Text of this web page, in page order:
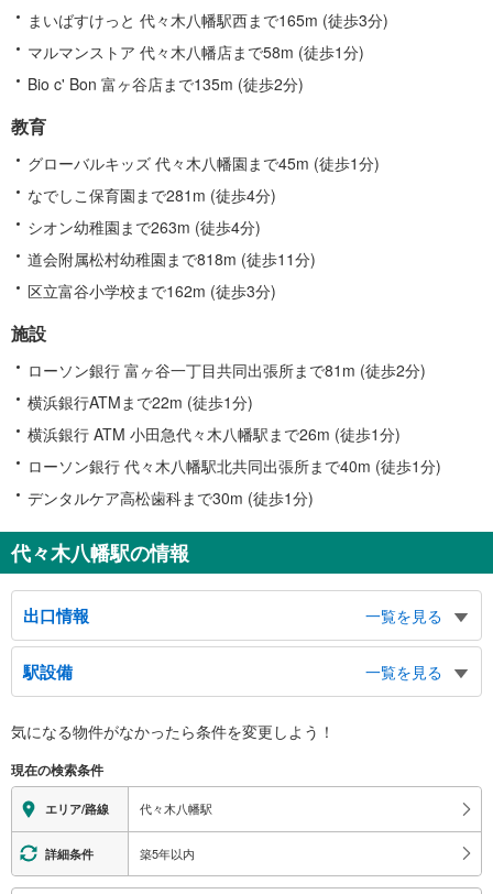
まいばすけっと 代々木八幡駅西まで165m (徒歩3分)
マルマンストア 代々木八幡店まで58m (徒歩1分)
Bio c' Bon 富ヶ谷店まで135m (徒歩2分)
教育
グローバルキッズ 代々木八幡園まで45m (徒歩1分)
なでしこ保育園まで281m (徒歩4分)
シオン幼稚園まで263m (徒歩4分)
道会附属松村幼稚園まで818m (徒歩11分)
区立富谷小学校まで162m (徒歩3分)
施設
ローソン銀行 富ヶ谷一丁目共同出張所まで81m (徒歩2分)
横浜銀行ATMまで22m (徒歩1分)
横浜銀行 ATM 小田急代々木八幡駅まで26m (徒歩1分)
ローソン銀行 代々木八幡駅北共同出張所まで40m (徒歩1分)
デンタルケア高松歯科まで30m (徒歩1分)
代々木八幡駅の情報
出口情報
一覧を見る
北口
代々木５丁目、元代々木町
南口
富ヶ谷１丁目、上原１丁目、代々木公園駅
山手通り、代々木八幡宮、バスのりば
駅設備
一覧を見る
※段差なしでの移動経路
地上⇔改札⇔ホーム：○
トイレ
《多機能トイレ》
・１番線ホーム上
スロープ
気になる物件がなかったら条件を変更しよう！
現在の検索条件
エリア/路線 代々木八幡駅
詳細条件 築5年以内